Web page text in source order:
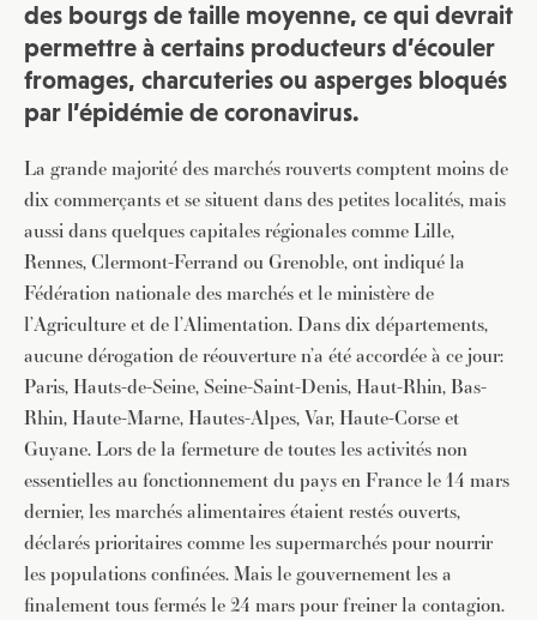
des bourgs de taille moyenne, ce qui devrait
permettre à certains producteurs d’écouler
fromages, charcuteries ou asperges bloqués
par l’épidémie de coronavirus.
La grande majorité des marchés rouverts comptent moins de
dix commerçants et se situent dans des petites localités, mais
aussi dans quelques capitales régionales comme Lille,
Rennes, Clermont-Ferrand ou Grenoble, ont indiqué la
Fédération nationale des marchés et le ministère de
l’Agriculture et de l’Alimentation. Dans dix départements,
aucune dérogation de réouverture n’a été accordée à ce jour:
Paris, Hauts-de-Seine, Seine-Saint-Denis, Haut-Rhin, Bas-
Rhin, Haute-Marne, Hautes-Alpes, Var, Haute-Corse et
Guyane. Lors de la fermeture de toutes les activités non
essentielles au fonctionnement du pays en France le 14 mars
dernier, les marchés alimentaires étaient restés ouverts,
déclarés prioritaires comme les supermarchés pour nourrir
les populations confinées. Mais le gouvernement les a
finalement tous fermés le 24 mars pour freiner la contagion.